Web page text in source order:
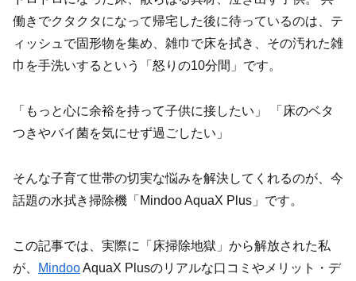
働きでクタクタになって帰宅した後に待っているのは、テ
ィッシュで固形物を集め、雑巾で床を拭き、その汚れた雑
巾を手洗いするという「怒りの10分間」です。
「もっと心に余裕を持って子供に接したい」 「床のベタ
つきやバイ菌を気にせず過ごしたい」
そんな子育て世帯の切実な悩みを解決してくれるのが、今
話題の水拭き掃除機「Mindoo AquaX Plus」です。
この記事では、実際に「床掃除地獄」から解放された私
が、
MindooAquaX Plusのリアルな口コミやメリット・デ